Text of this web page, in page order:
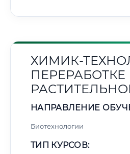
ХИМИК-
ПЕРЕРАБОТКЕ
НАПРАВЛЕНИЕ
Биотехнологии
ТИП КУРСОВ: